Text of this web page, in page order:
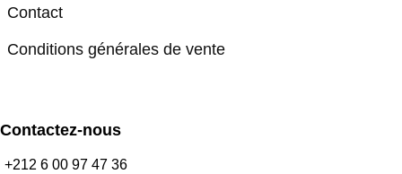
Contact
Conditions générales de vente
Contactez-nous
+212 6 00 97 47 36